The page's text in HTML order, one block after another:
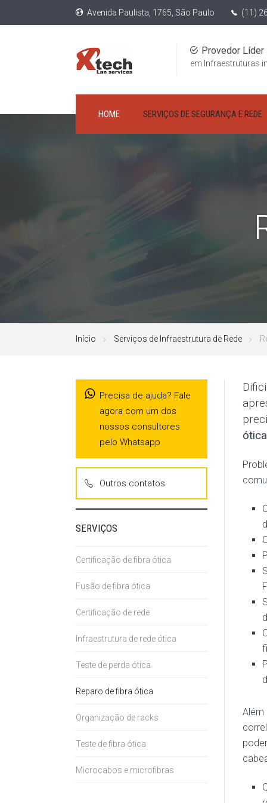
Avenida Paulista, 1765, São Paulo (11)
Provedor Líder
em Infraestruturas
HOME SERVIÇOS DE SEGURANÇA E REDE
Início Serviços de Infraestrutura de Rede
ótica
Além
Precisa de ajuda? Fale
agora com um dos
nossos consultores
pelo Whatsapp
Outros contatos
SERVIÇOS
Certificação de fibra ótica
Fusão de fibra ótica
Certificação de rede
Infraestrutura de rede ótica
Teste de perda ótica
Reparo de fibra ótica
Organização de racks
Teste de fibra ótica
Microcabos e microfibras